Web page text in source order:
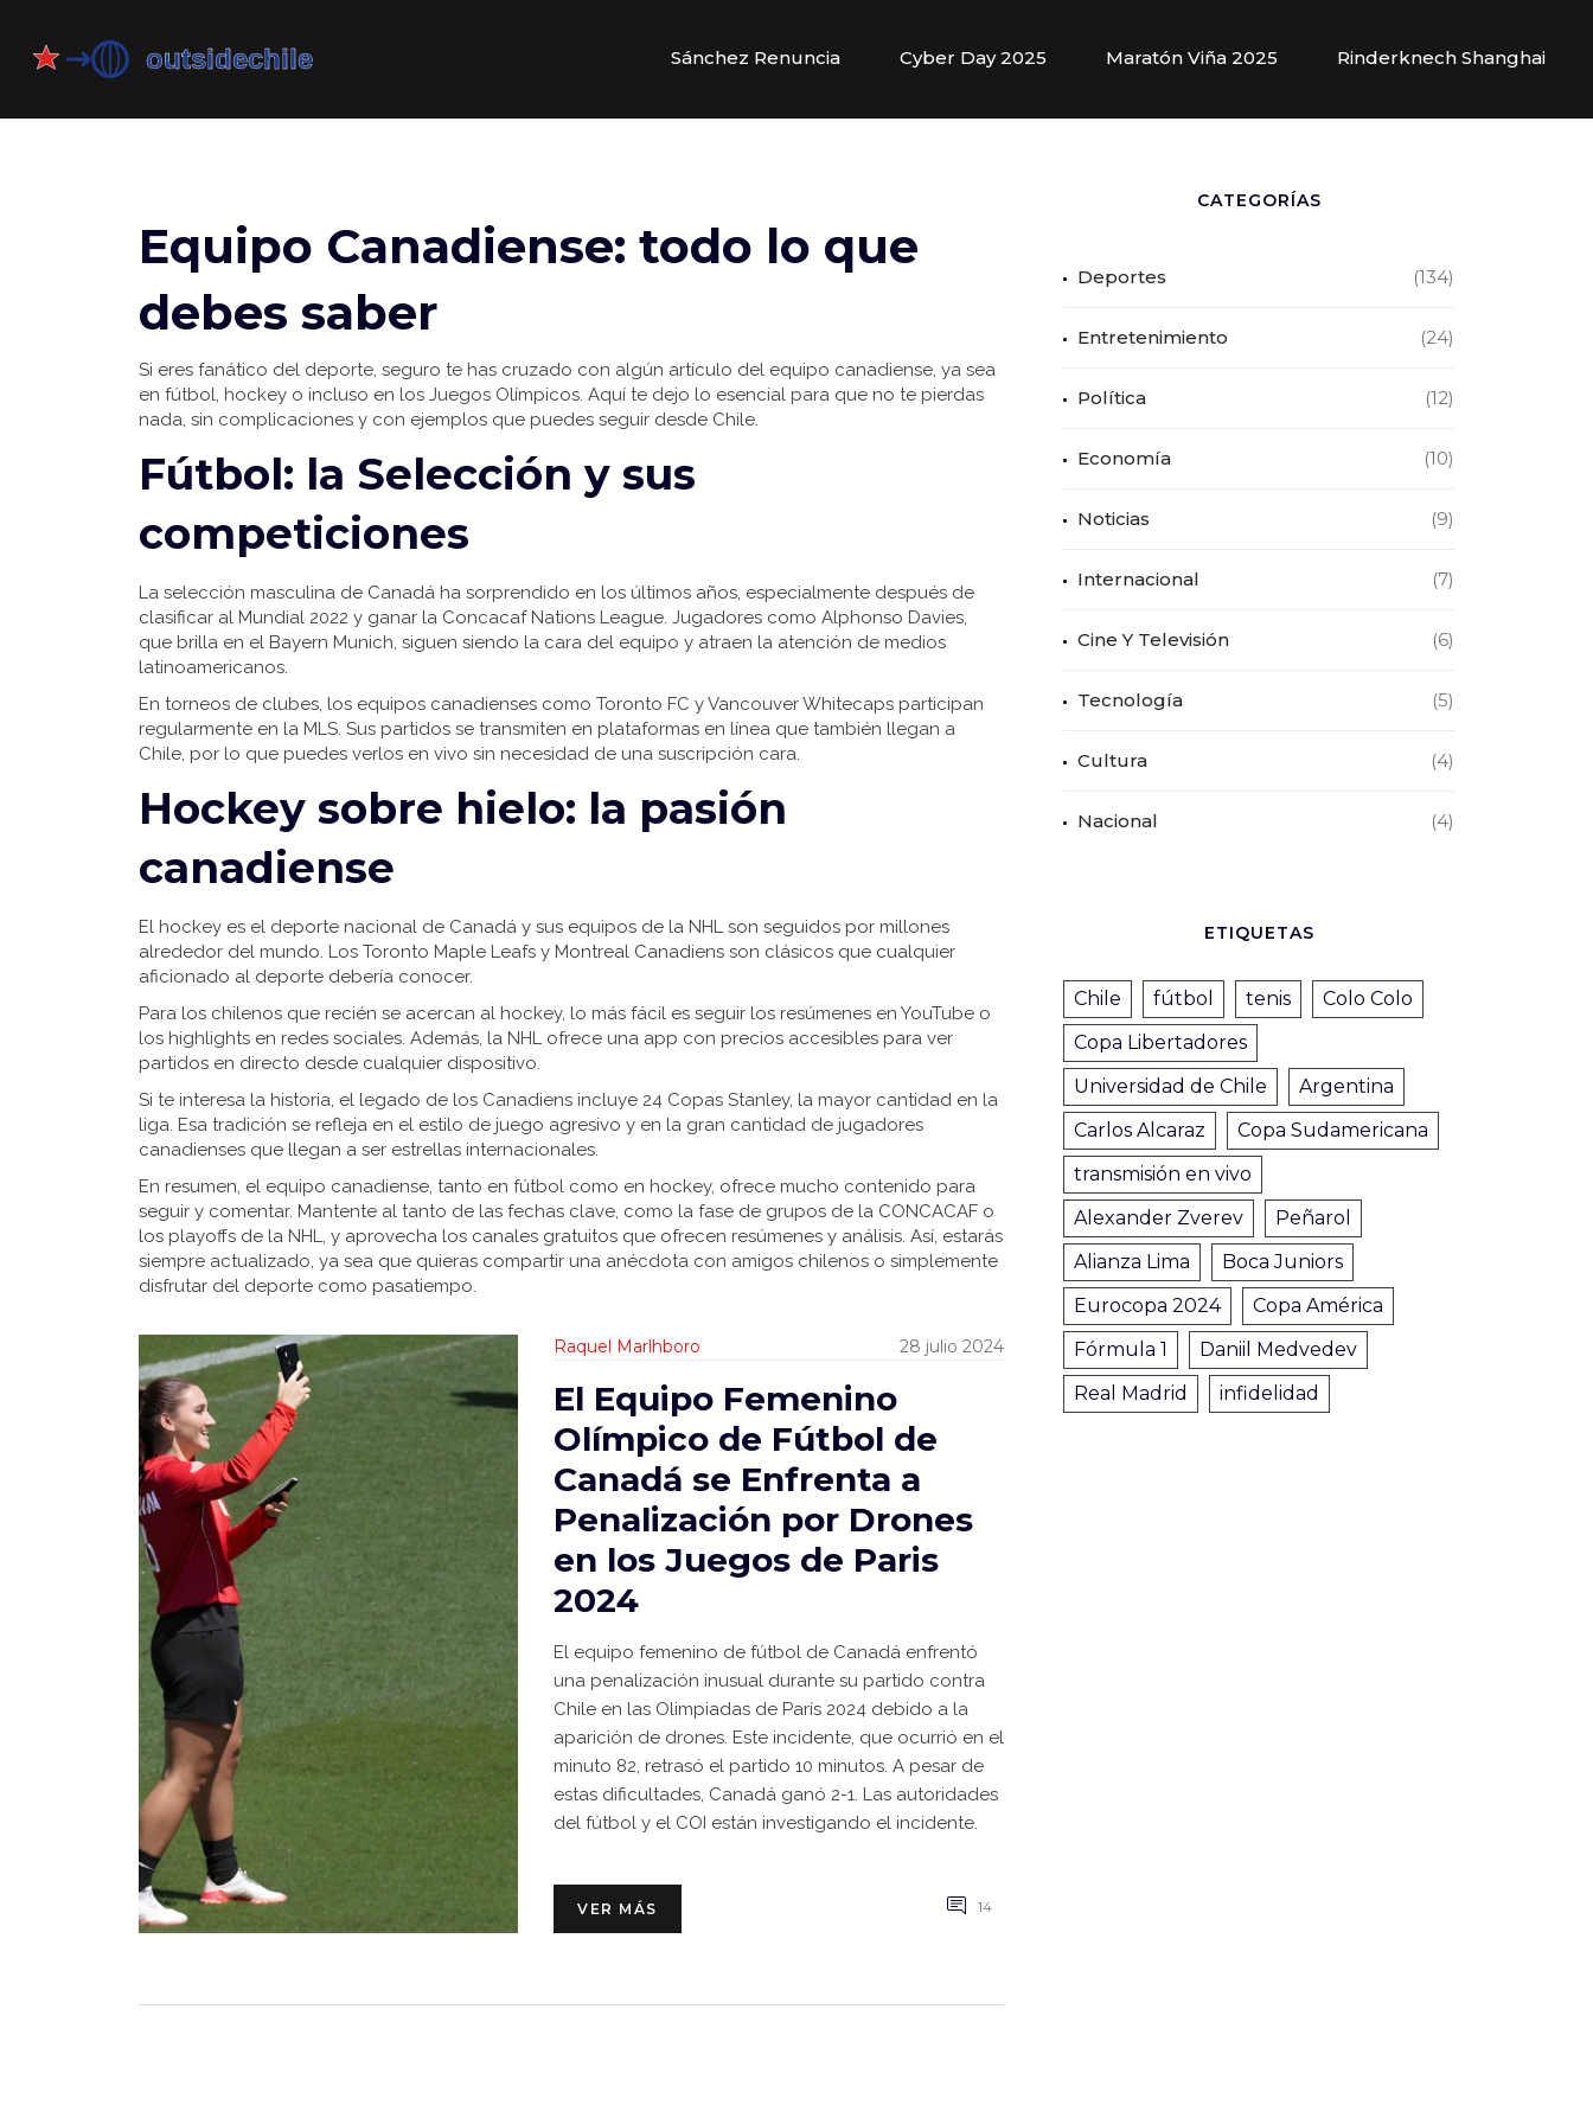
Sánchez Renuncia Cyber Day 2025 Maratón Viña 2025 Rinderknech Shanghai
Equipo Canadiense: todo lo que
debes saber
Si eres fanático del deporte, seguro te has cruzado con algún artículo del equipo canadiense, ya sea
en fútbol, hockey o incluso en los Juegos Olímpicos. Aquí te dejo lo esencial para que no te pierdas
nada, sin complicaciones y con ejemplos que puedes seguir desde Chile.
Fútbol: la Selección y sus
competiciones
La selección masculina de Canadá ha sorprendido en los últimos años, especialmente después de
clasificar al Mundial 2022 y ganar la Concacaf Nations League. Jugadores como Alphonso Davies,
que brilla en el Bayern Munich, siguen siendo la cara del equipo y atraen la atención de medios
latinoamericanos.
En torneos de clubes, los equipos canadienses como Toronto FC y Vancouver Whitecaps participan
regularmente en la MLS. Sus partidos se transmiten en plataformas en línea que también llegan a
Chile, por lo que puedes verlos en vivo sin necesidad de una suscripción cara.
Hockey sobre hielo: la pasión
canadiense
El hockey es el deporte nacional de Canadá y sus equipos de la NHL son seguidos por millones
alrededor del mundo. Los Toronto Maple Leafs y Montreal Canadiens son clásicos que cualquier
aficionado al deporte debería conocer.
Para los chilenos que recién se acercan al hockey, lo más fácil es seguir los resúmenes en YouTube o
los highlights en redes sociales. Además, la NHL ofrece una app con precios accesibles para ver
partidos en directo desde cualquier dispositivo.
Si te interesa la historia, el legado de los Canadiens incluye 24 Copas Stanley, la mayor cantidad en la
liga. Esa tradición se refleja en el estilo de juego agresivo y en la gran cantidad de jugadores
canadienses que llegan a ser estrellas internacionales.
En resumen, el equipo canadiense, tanto en fútbol como en hockey, ofrece mucho contenido para
seguir y comentar. Mantente al tanto de las fechas clave, como la fase de grupos de la CONCACAF o
los playoffs de la NHL, y aprovecha los canales gratuitos que ofrecen resúmenes y análisis. Así, estarás
siempre actualizado, ya sea que quieras compartir una anécdota con amigos chilenos o simplemente
disfrutar del deporte como pasatiempo.
Raquel Marlhboro 28 julio 2024
El Equipo Femenino
Olímpico de Fútbol de
Canadá se Enfrenta a
Penalización por Drones
en los Juegos de Paris
2024
El equipo femenino de fútbol de Canadá enfrentó
una penalización inusual durante su partido contra
Chile en las Olimpiadas de París 2024 debido a la
aparición de drones. Este incidente, que ocurrió en el
minuto 82, retrasó el partido 10 minutos. A pesar de
estas dificultades, Canadá ganó 2-1. Las autoridades
del fútbol y el COI están investigando el incidente.
VER MÁS 14
CATEGORÍAS
Deportes (134)
Entretenimiento (24)
Política (12)
Economía (10)
Noticias (9)
Internacional (7)
Cine Y Televisión (6)
Tecnología (5)
Cultura (4)
Nacional (4)
ETIQUETAS
Chile fútbol tenis
Colo Colo
Copa Libertadores
Universidad de Chile
Argentina
Carlos Alcaraz
Copa Sudamericana
transmisión en vivo
Alexander Zverev
Peñarol
Alianza Lima
Boca Juniors
Eurocopa 2024
Copa América
Fórmula 1
Daniil Medvedev
Real Madrid
infidelidad